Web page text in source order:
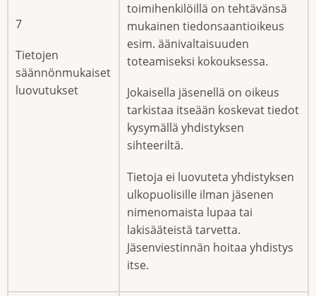
7
Tietojen
säännönmukaiset
luovutukset
toimihenkilöillä on tehtävänsä
mukainen tiedonsaantioikeus
esim. äänivaltaisuuden
toteamiseksi kokouksessa.
Jokaisella jäsenellä on oikeus
tarkistaa itseään koskevat tiedot
kysymällä yhdistyksen
sihteeriltä.
Tietoja ei luovuteta yhdistyksen
ulkopuolisille ilman jäsenen
nimenomaista lupaa tai
lakisääteistä tarvetta.
Jäsenviestinnän hoitaa yhdistys
itse.